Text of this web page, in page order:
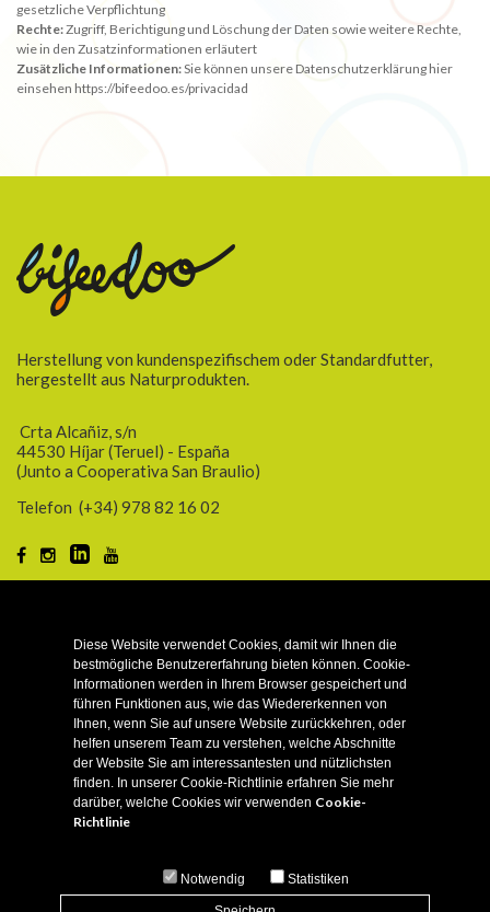
gesetzliche Verpflichtung
Rechte:Zugriff, Berichtigung und Löschung der Daten sowie weitere Rechte,
wie in den Zusatzinformationen erläutert
Zusätzliche Informationen:Sie können unsere Datenschutzerklärung hier
einsehen https://bifeedoo.es/privacidad
Herstellung von kundenspezifischem oder Standardfutter,
hergestellt aus Naturprodukten.
Crta Alcañiz, s/n
44530 Híjar (Teruel) - España
(Junto a Cooperativa San Braulio)
Telefon (+34) 978 82 16 02
INFORMATION
BIO-FUTTER
EINSPEISUNGEN
Diese Website verwendet Cookies, damit wir Ihnen die
bestmögliche Benutzererfahrung bieten können. Cookie-
Informationen werden in Ihrem Browser gespeichert und
führen Funktionen aus, wie das Wiedererkennen von
Ihnen, wenn Sie auf unsere Website zurückkehren, oder
helfen unserem Team zu verstehen, welche Abschnitte
der Website Sie am interessantesten und nützlichsten
finden. In unserer Cookie-Richtlinie erfahren Sie mehr
darüber, welche Cookies wir verwenden Cookie-
Richtlinie
Notwendig Statistiken